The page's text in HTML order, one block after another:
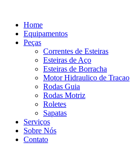
conteúdo
Home
Equipamentos
Peças
Correntes de Esteiras
Esteiras de Aço
Esteiras de Borracha
Motor Hidraulico de Tracao
Rodas Guia
Rodas Motriz
Roletes
Sapatas
Serviços
Sobre Nós
Contato